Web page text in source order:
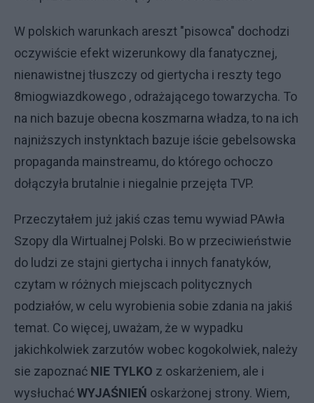
W polskich warunkach areszt "pisowca" dochodzi
oczywiście efekt wizerunkowy dla fanatycznej,
nienawistnej tłuszczy od giertycha i reszty tego
8miogwiazdkowego , odrażającego towarzycha. To
na nich bazuje obecna koszmarna władza, to na ich
najniższych instynktach bazuje iście gebelsowska
propaganda mainstreamu, do którego ochoczo
dołączyła brutalnie i niegalnie przejęta TVP.
Przeczytałem już jakiś czas temu wywiad PAwła
Szopy dla Wirtualnej Polski. Bo w przeciwieństwie
do ludzi ze stajni giertycha i innych fanatyków,
czytam w różnych miejscach politycznych
podziałów, w celu wyrobienia sobie zdania na jakiś
temat. Co więcej, uważam, że w wypadku
jakichkolwiek zarzutów wobec kogokolwiek, należy
sie zapoznać NIE TYLKO z oskarżeniem, ale i
wysłuchaćWYJAŚNIEŃ oskarżonej strony. Wiem,